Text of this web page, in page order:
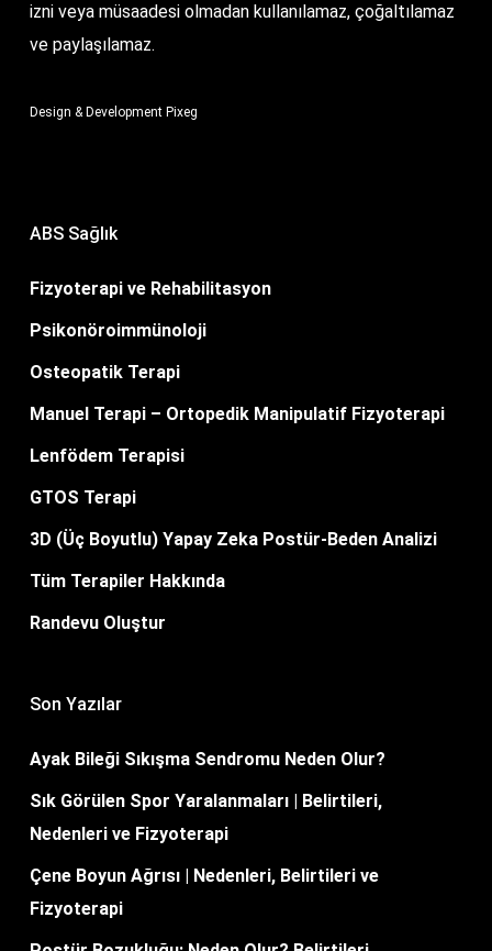
izni veya müsaadesi olmadan kullanılamaz, çoğaltılamaz
ve paylaşılamaz.
Design & Development Pixeg
ABS Sağlık
Fizyoterapi ve Rehabilitasyon
Psikonöroimmünoloji
Osteopatik Terapi
Manuel Terapi – Ortopedik Manipulatif Fizyoterapi
Lenfödem Terapisi
GTOS Terapi
3D (Üç Boyutlu) Yapay Zeka Postür-Beden Analizi
Tüm Terapiler Hakkında
Randevu Oluştur
Son Yazılar
Ayak Bileği Sıkışma Sendromu Neden Olur?
Sık Görülen Spor Yaralanmaları | Belirtileri,
Nedenleri ve Fizyoterapi
Çene Boyun Ağrısı | Nedenleri, Belirtileri ve
Fizyoterapi